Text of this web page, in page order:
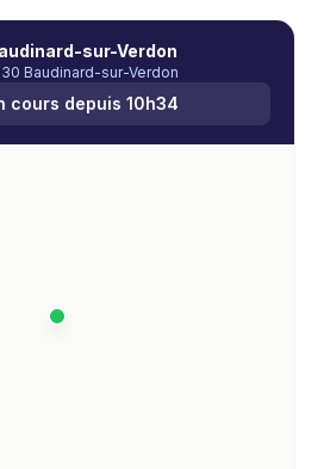
sur-Verdon
Baudinard-sur-Verdon
cours depuis 10h34